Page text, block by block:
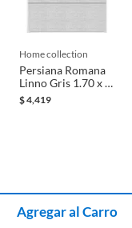
el reembolso de tu
home collection
Persiana Romana
Linno Gris 1.70 x 2
M
$4,419
Agregar al Carro